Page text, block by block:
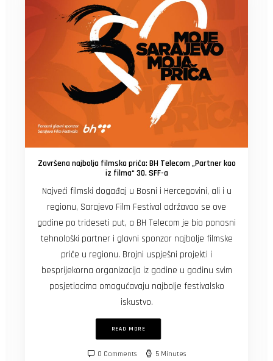
Završena najbolja filmska priča: BH Telecom „Partner kao
iz filma“ 30. SFF-a
Najveći filmski događaj u Bosni i Hercegovini, ali i u
regionu, Sarajevo Film Festival održavao se ove
godine po trideseti put, a BH Telecom je bio ponosni
tehnološki partner i glavni sponzor najbolje filmske
priče u regionu. Brojni uspješni projekti i
besprijekorna organizacija iz godine u godinu svim
posjetiocima omogućavaju najbolje festivalsko
iskustvo.
READ MORE
0 Comments 5 Minutes